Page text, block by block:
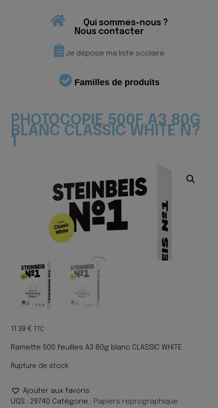
Qui sommes-nous ?
Nous contacter
Je dépose ma liste scolaire
Familles de produits
PHOTOCOPIE 500F A3 80G
BLANC CLASSIC WHITE N?
1
11.39€ TTC
Ramette 500 feuilles A3 80g blanc CLASSIC WHITE
Rupture de stock
Ajouter aux favoris
UGS : 29740 Catégorie : Papiers reprographique